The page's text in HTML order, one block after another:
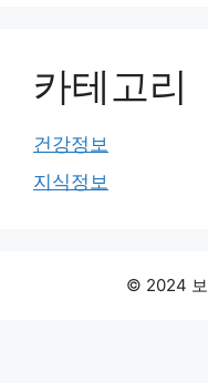
카테고리
건강정보
지식정보
© 2024 보